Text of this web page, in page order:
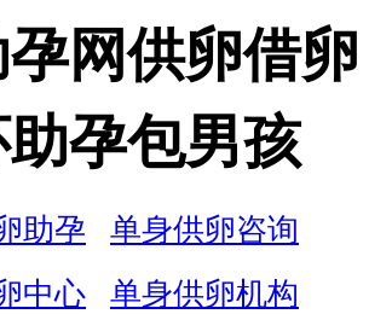
网供卵借卵
孕包男孩
助孕
单身供卵咨询
中心
单身供卵机构